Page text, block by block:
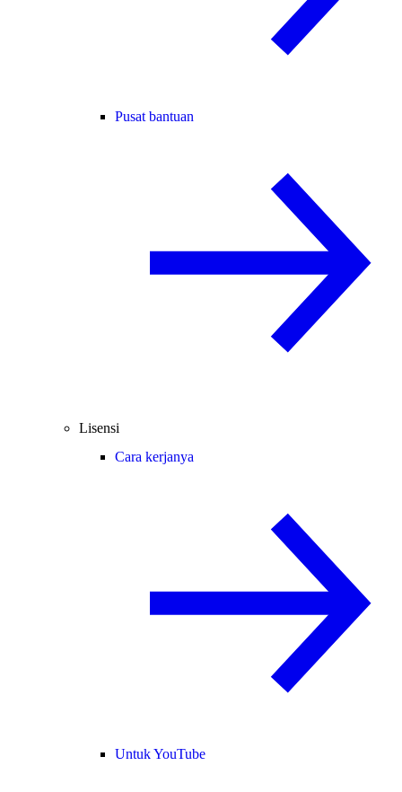
Pusat bantuan
Lisensi
Cara kerjanya
Untuk YouTube